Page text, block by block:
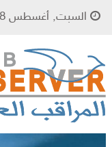
Skip to content
السبت, أغسطس 08, 2026